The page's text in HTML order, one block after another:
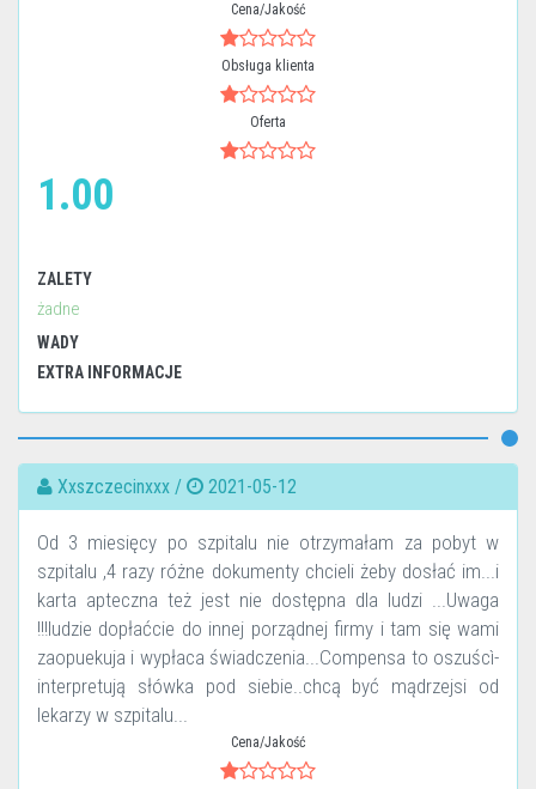
Cena/Jakość
Obsługa klienta
Oferta
1.00
ZALETY
żadne
WADY
EXTRA INFORMACJE
Xxszczecinxxx / 2021-05-12
Od 3 miesięcy po szpitalu nie otrzymałam za pobyt w
szpitalu ,4 razy różne dokumenty chcieli żeby dosłać im...i
karta apteczna też jest nie dostępna dla ludzi ...Uwaga
!!!ludzie dopłaćcie do innej porządnej firmy i tam się wami
zaopuekuja i wypłaca świadczenia...Compensa to oszuścì-
interpretują słówka pod siebie..chcą być mądrzejsi od
lekarzy w szpitalu...
Cena/Jakość